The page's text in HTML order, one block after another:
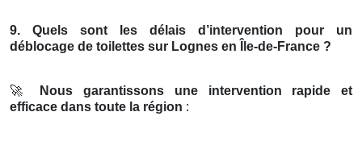
9. Quels sont les délais d’intervention pour un
déblocage de toilettes sur Lognes en Île-de-France ?
🚀
Nous garantissons une intervention rapide et
efficace dans toute la région :